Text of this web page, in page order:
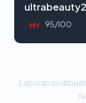
MY 95/100
Laporan ini